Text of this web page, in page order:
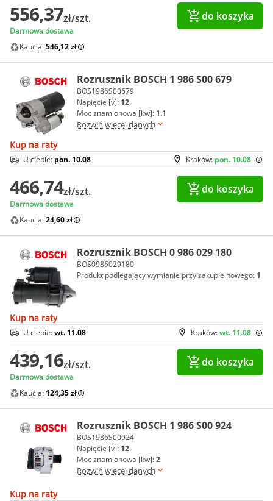
556,37zł/szt.
Darmowa dostawa
do koszyka
Kaucja:546,12 zł
Rozrusznik BOSCH 1 986 S00 679
BOS1986S00679
Napięcie [v]: 12
Moc znamionowa [kw]: 1.1
Rozwiń więcej danych
Kup na raty
Kraków: pon. 10.08
U ciebie: pon. 10.08
466,74zł/szt.
Darmowa dostawa
do koszyka
Kaucja:24,60 zł
Rozrusznik BOSCH 0 986 029 180
BOS0986029180
Produkt podlegający wymianie przy zakupie nowego: 1
Kup na raty
Kraków:wt. 11.08
U ciebie:wt. 11.08
439,16zł/szt.
Darmowa dostawa
do koszyka
Kaucja: 124,35 zł
Rozrusznik BOSCH 1 986 S00 924
BOS1986S00924
Napięcie [v]: 12
Moc znamionowa [kw]:2
Rozwiń więcej danych
Kup na raty